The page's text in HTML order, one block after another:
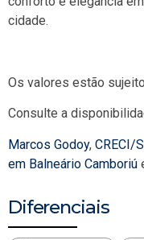
cidade.
Os valores estão
Consulte a
Marcos Godoy, CRECI/
em Balneário Camboriú
Diferenciais